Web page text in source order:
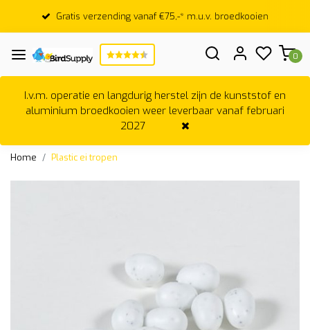
Gratis verzending vanaf €75,-* m.u.v. broedkooien
0
I.v.m. operatie en langdurig herstel zijn de kunststof en
aluminium broedkooien weer leverbaar vanaf februari
2027
Home Plastic ei tropen